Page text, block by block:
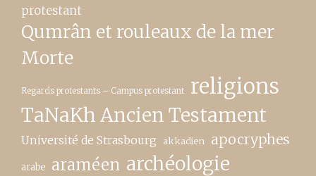
protestant
Qumrân et rouleaux de la mer
Morte
Regards protestants – Campus protestant religions
TaNaKh Ancien Testament
Université de Strasbourg akkadien apocryphes
arabe araméen archéologie